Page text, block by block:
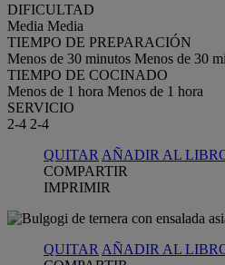
DIFICULTAD
Media Media
TIEMPO DE PREPARACIÓN
Menos de 30 minutos Menos de 30
TIEMPO DE COCINADO
Menos de 1 hora Menos de 1 hora
SERVICIO
2-4 2-4
QUITAR AÑADIR AL
COMPARTIR
IMPRIMIR
QUITAR AÑADIR AL